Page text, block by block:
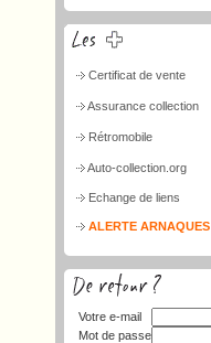
Certificat de vente
Assurance collection
Rétromobile
Auto-collection.org
Echange de liens
ALERTE ARNAQUES
Votre e-mail
Mot de passe